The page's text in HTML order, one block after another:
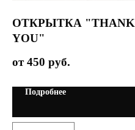
ОТКРЫТКА "THANK
YOU"
450 руб.
Подробнее